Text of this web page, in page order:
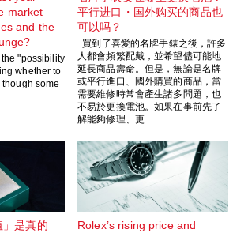
market
and the
"possibility
whether to
some
平行进口・国外购买的商品也
可以吗？
買到了喜愛的名牌手錶之後，許多
人都會頻繁配戴，並希望儘可能地
延長商品壽命。但是，無論是名牌
或平行進口、國外購買的商品，當
需要維修時常會產生諸多問題，也
不易於更換電池。如果在事前先了
解能夠修理、更……
」是真的
Rolex’s rising price and